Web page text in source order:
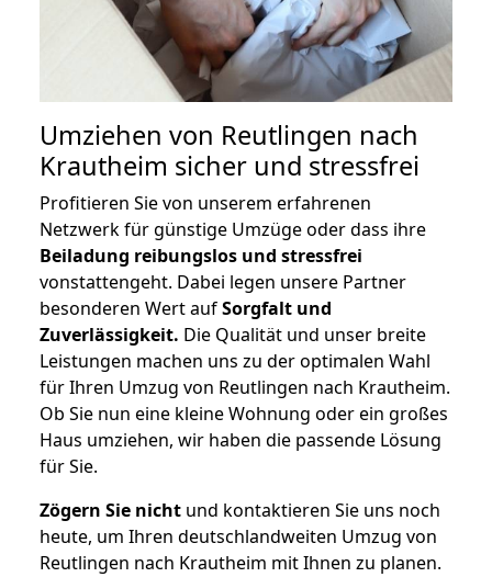
Umziehen von Reutlingen nach
Krautheim sicher und stressfrei
Profitieren Sie von unserem erfahrenen
Netzwerk für günstige Umzüge oder dass ihre
Beiladung reibungslos und stressfrei
vonstattengeht. Dabei legen unsere Partner
besonderen Wert aufSorgfalt und
Zuverlässigkeit. Die Qualität und unser breite
Leistungen machen uns zu der optimalen Wahl
für Ihren Umzug von Reutlingen nach Krautheim.
Ob Sie nun eine kleine Wohnung oder ein großes
Haus umziehen, wir haben die passende Lösung
für Sie.
Zögern Sie nicht und kontaktieren Sie uns noch
heute, um Ihren deutschlandweiten Umzug von
Reutlingen nach Krautheim mit Ihnen zu planen.